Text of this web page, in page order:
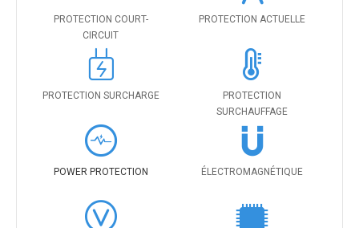
PROTECTION COURT-
CIRCUIT
PROTECTION ACTUELLE
PROTECTION SURCHARGE
PROTECTION
SURCHAUFFAGE
POWER PROTECTION ÉLECTROMAGNÉTIQUE